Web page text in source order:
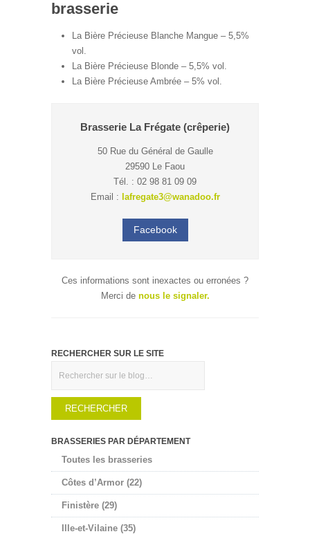
brasserie
La Bière Précieuse Blanche Mangue – 5,5%
vol.
La Bière Précieuse Blonde – 5,5% vol.
La Bière Précieuse Ambrée – 5% vol.
Brasserie La Frégate (crêperie)
50 Rue du Général de Gaulle
29590 Le Faou
Tél. : 02 98 81 09 09
Email : lafregate3@wanadoo.fr
Facebook
Ces informations sont inexactes ou erronées ?
Merci de nous le signaler.
RECHERCHER SUR LE SITE
BRASSERIES PAR DÉPARTEMENT
Toutes les brasseries
Côtes d’Armor (22)
Finistère (29)
Ille-et-Vilaine (35)